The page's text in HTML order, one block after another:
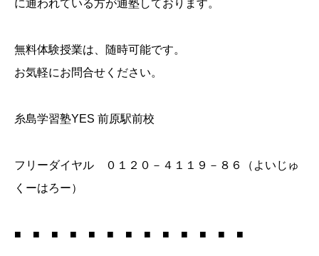
に通われている方が通塾しております。
無料体験授業は、随時可能です。
お気軽にお問合せください。
糸島学習塾YES 前原駅前校
フリーダイヤル ０１２０－４１１９－８６（よいじゅ
くーはろー）
■ ■ ■ ■ ■ ■ ■ ■ ■ ■ ■ ■ ■